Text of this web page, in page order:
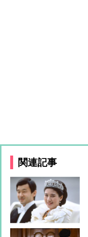
関連記事